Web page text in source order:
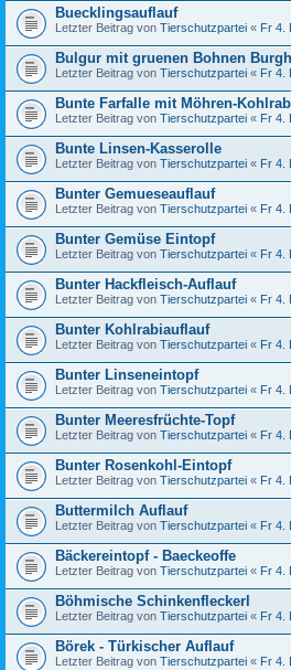
Buecklingsauflauf
Letzter Beitrag von Tierschutzpartei « Fr 4.
Bulgur mit gruenen Bohnen
Letzter Beitrag von Tierschutzpartei « Fr 4.
Bunte Farfalle mit Möhren-
Letzter Beitrag von Tierschutzpartei « Fr 4.
Bunte Linsen-Kasserolle
Letzter Beitrag von Tierschutzpartei « Fr 4.
Bunter Gemueseauflauf
Letzter Beitrag von Tierschutzpartei « Fr 4.
Bunter Gemüse Eintopf
Letzter Beitrag von Tierschutzpartei « Fr 4.
Bunter Hackfleisch-Auflauf
Letzter Beitrag von Tierschutzpartei « Fr 4.
Bunter Kohlrabiauflauf
Letzter Beitrag von Tierschutzpartei « Fr 4.
Bunter Linseneintopf
Letzter Beitrag von Tierschutzpartei « Fr 4.
Bunter Meeresfrüchte-Topf
Letzter Beitrag von Tierschutzpartei « Fr 4.
Bunter Rosenkohl-Eintopf
Letzter Beitrag von Tierschutzpartei « Fr 4.
Buttermilch Auflauf
Letzter Beitrag von Tierschutzpartei « Fr 4.
Bäckereintopf - Baeckeoffe
Letzter Beitrag von Tierschutzpartei « Fr 4.
Böhmische Schinkenfleckerl
Letzter Beitrag von Tierschutzpartei « Fr 4.
Börek - Türkischer Auflauf
Letzter Beitrag von Tierschutzpartei « Fr 4.